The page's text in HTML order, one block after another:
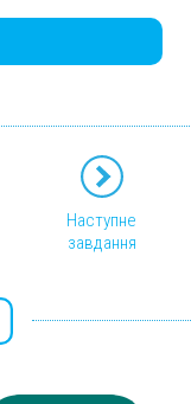
Наступне
завдання